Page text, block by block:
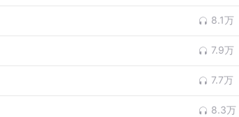
8.1万
7.9万
7.7万
8.3万